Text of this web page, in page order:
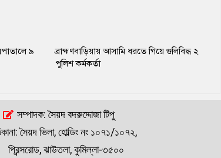
৯
ব্রাহ্মণবাড়িয়ায় আসামি ধরতে গিয়ে গুলিবিদ্ধ ২
পুলিশ কর্মকর্তা
সম্পাদক: সৈয়দ বদরুদ্দোজা টিপু
সৈয়দ ভিলা, হোল্ডিং নং ১০৭১/১০৭২,
প্রিন্সরোড, ঝাউতলা, কুমিল্লা-৩৫০০